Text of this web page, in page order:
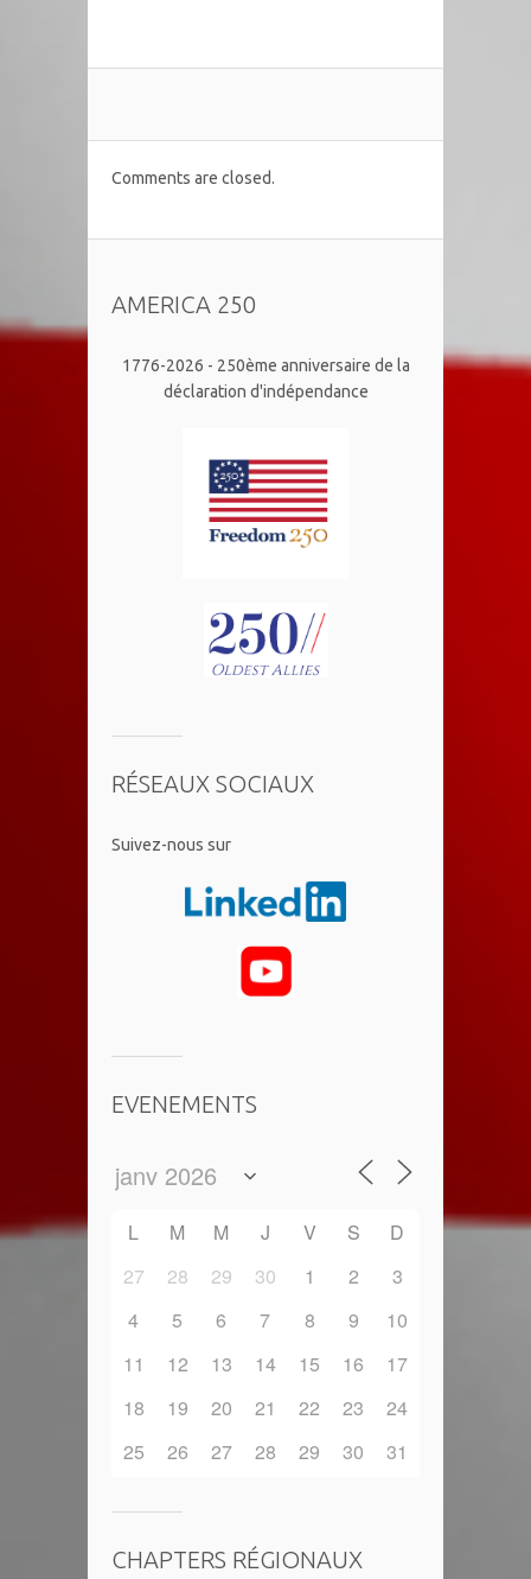
Comments are closed.
AMERICA 250
1776-2026 - 250ème anniversaire de la
déclaration d'indépendance
RÉSEAUX SOCIAUX
​Suivez-nous sur
EVENEMENTS
L M M J V S
D
27
28 29 30 1 2
3
4
5 6 7 8 9
10
11
12 13 14 15 16
17
18
19 20 21 22 23
24
25
26 27 28 29 30 31
CHAPTERS RÉGIONAUX